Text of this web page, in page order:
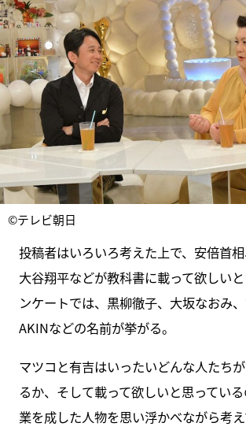
©テレビ朝日
投稿者はいろいろ考えた上で、安倍首相
大谷翔平などが教科書に載って欲しい
ンケートでは、黒柳徹子、大坂なおみ
AKINなどの名前が挙がる。
マツコと有吉はいったいどんな人たち
るか、そして載って欲しいと思ってい
業を成した人物を思い浮かべながら考え